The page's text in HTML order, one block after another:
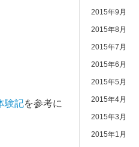
験記を参考に
2015年9月
2015年8月
2015年7月
2015年6月
2015年5月
2015年4月
2015年3月
2015年1月